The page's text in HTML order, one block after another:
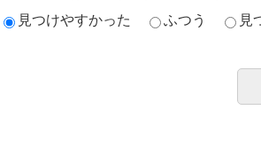
見つけやすかった
ふつう 見